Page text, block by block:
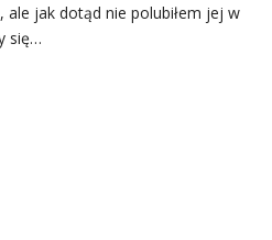
ale jak dotąd nie polubiłem jej w
się…